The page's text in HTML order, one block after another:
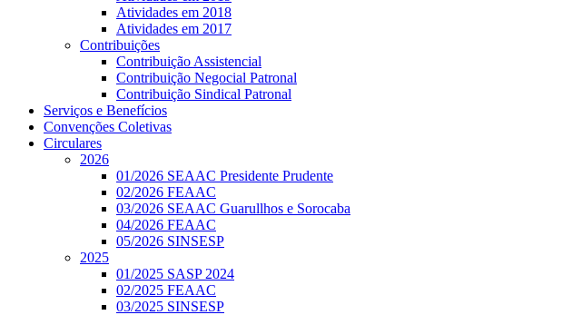
Atividades em 2018
Atividades em 2017
Contribuições
Contribuição Assistencial
Contribuição Negocial Patronal
Contribuição Sindical Patronal
Serviços e Benefícios
Convenções Coletivas
Circulares
2026
01/2026 SEAAC Presidente Prudente
02/2026 FEAAC
03/2026 SEAAC Guarullhos e Sorocaba
04/2026 FEAAC
05/2026 SINSESP
2025
01/2025 SASP 2024
02/2025 FEAAC
03/2025 SINSESP